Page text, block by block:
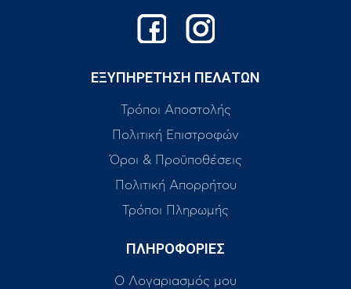
ΕΞΥΠΗΡΕΤΗΣΗ ΠΕΛΑΤΩΝ
Τρόποι Αποστολής
Πολιτική Επιστροφών
Όροι & Προϋποθέσεις
Πολιτική Απορρήτου
Τρόποι Πληρωμής
ΠΛΗΡΟΦΟΡΙΕΣ
Ο Λογαριασμός μου